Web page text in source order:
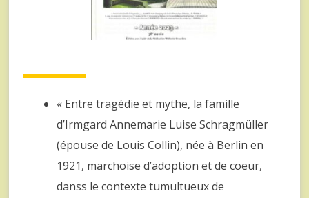
« Entre tragédie et mythe, la famille
d’Irmgard Annemarie Luise Schragmüller
(épouse de Louis Collin), née à Berlin en
1921, marchoise d’adoption et de coeur,
danss le contexte tumultueux de